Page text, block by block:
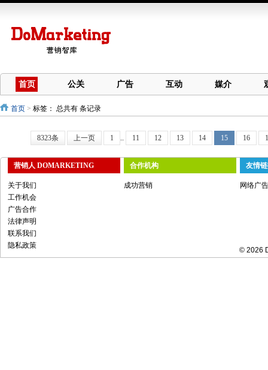
首页 公关 广告 互动 媒介
首页 > 标签： 总共有 条记录
8323条 上一页 1 .. 11 12 13 14 15 16
营销人 DOMARKETING
关于我们
工作机会
广告合作
法律声明
联系我们
隐私政策
合作机构
成功营销
友情
网络广
© 2026